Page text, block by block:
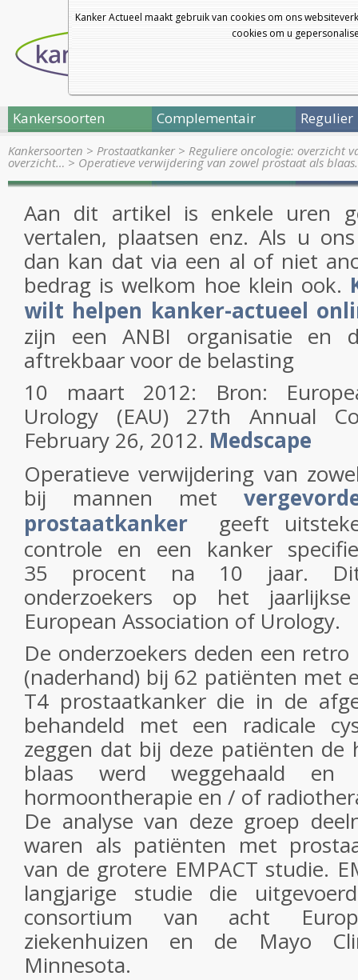
Kanker Actueel maakt gebruik van cookies om ons
cookies om u
Kankersoorten Complementair Regulier
Kankersoorten > Prostaatkanker> Reguliere oncologie: overzicht
overzicht… > Operatieve verwijdering van zowel prostaat als
Aan dit artikel is enkele uren
vertalen, plaatsen enz. Als u
dan kan dat via een al of niet
bedrag is welkom hoe klein ook.
wilt helpen kanker-actueel
zijn een ANBI organisatie en
aftrekbaar voor de belasting
10 maart 2012: Bron:
Urology (EAU) 27th Annual
February 26, 2012. Medscape
Operatieve verwijdering van
bij mannen met
prostaatkanker
geeft
controle en een kanker
35 procent na 10 jaar.
onderzoekers op het
European Association of Urology.
De onderzoekers deden een
(naderhand) bij 62 patiënten met
T4 prostaatkanker die in de
behandeld met een radicale
zeggen dat bij deze patiënten de
blaas werd weggehaald
hormoontherapie en / of
De analyse van deze groep
waren als patiënten met
van de grotere EMPACT studie.
langjarige studie die
consortium van acht
ziekenhuizen en de Mayo
Minnesota.